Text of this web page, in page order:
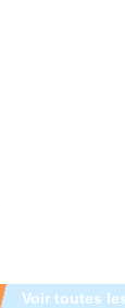
Voir toutes